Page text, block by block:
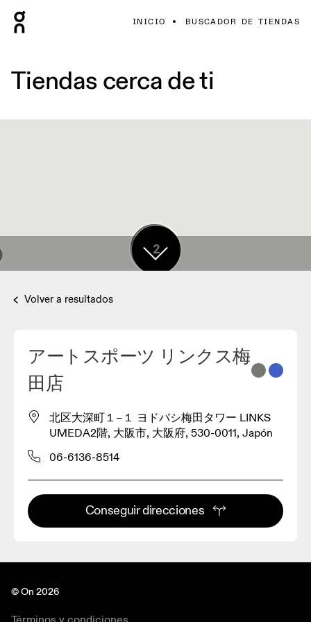
INICIO BUSCADOR DE TIENDAS
Tiendas cerca de ti
17
2
Volver a resultados
アートスポーツ リンクス梅
田店
北区大深町１−１ ヨドバシ梅田タワー LINKS
UMEDA2階, 大阪市, 大阪府, 530-0011, Japón
06-6136-8514
Conseguir direcciones
© On 2026